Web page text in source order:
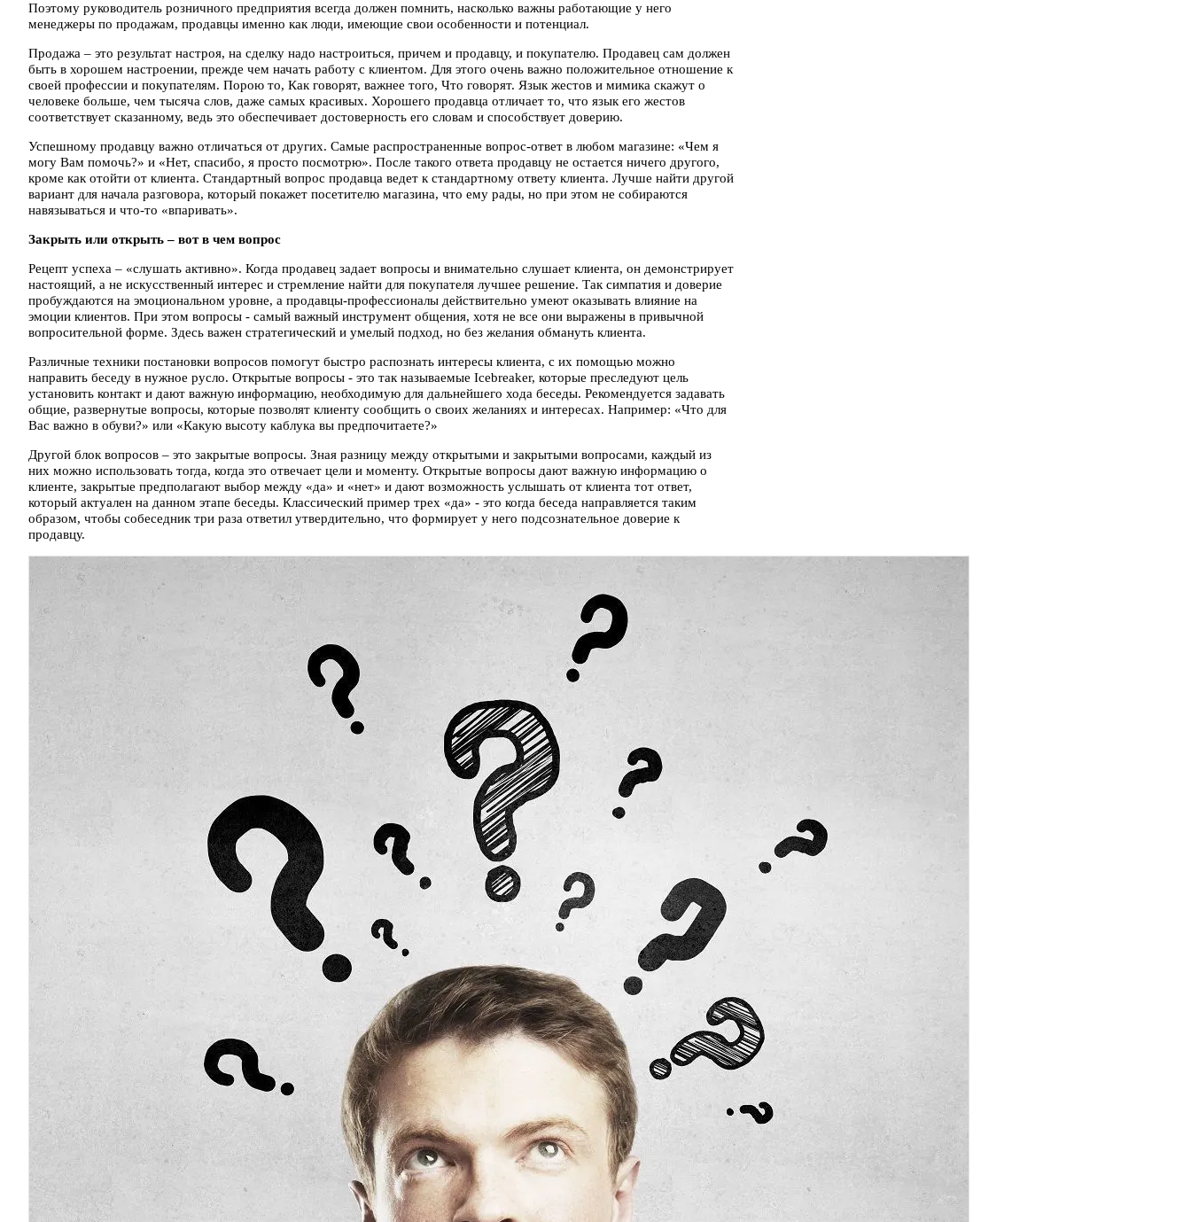
Поэтому руководитель розничного предприятия всегда должен помнить, насколько важны работающие у него
менеджеры по продажам, продавцы именно как люди, имеющие свои особенности и потенциал.
Продажа – это результат настроя, на сделку надо настроиться, причем и продавцу, и покупателю. Продавец сам должен
быть в хорошем настроении, прежде чем начать работу с клиентом. Для этого очень важно положительное отношение к
своей профессии и покупателям. Порою то, Как говорят, важнее того, Что говорят. Язык жестов и мимика скажут о
человеке больше, чем тысяча слов, даже самых красивых. Хорошего продавца отличает то, что язык его жестов
соответствует сказанному, ведь это обеспечивает достоверность его словам и способствует доверию.
Успешному продавцу важно отличаться от других. Самые распространенные вопрос-ответ в любом магазине: «Чем я
могу Вам помочь?» и «Нет, спасибо, я просто посмотрю». После такого ответа продавцу не остается ничего другого,
кроме как отойти от клиента. Стандартный вопрос продавца ведет к стандартному ответу клиента. Лучше найти другой
вариант для начала разговора, который покажет посетителю магазина, что ему рады, но при этом не собираются
навязываться и что-то «впаривать».
Закрыть или открыть – вот в чем вопрос
Рецепт успеха – «слушать активно». Когда продавец задает вопросы и внимательно слушает клиента, он демонстрирует
настоящий, а не искусственный интерес и стремление найти для покупателя лучшее решение. Так симпатия и доверие
пробуждаются на эмоциональном уровне, а продавцы-профессионалы действительно умеют оказывать влияние на
эмоции клиентов. При этом вопросы - самый важный инструмент общения, хотя не все они выражены в привычной
вопросительной форме. Здесь важен стратегический и умелый подход, но без желания обмануть клиента.
Различные техники постановки вопросов помогут быстро распознать интересы клиента, с их помощью можно
направить беседу в нужное русло. Открытые вопросы - это так называемые Icebreaker, которые преследуют цель
установить контакт и дают важную информацию, необходимую для дальнейшего хода беседы. Рекомендуется задавать
общие, развернутые вопросы, которые позволят клиенту сообщить о своих желаниях и интересах. Например: «Что для
Вас важно в обуви?» или «Какую высоту каблука вы предпочитаете?»
Другой блок вопросов – это закрытые вопросы. Зная разницу между открытыми и закрытыми вопросами, каждый из
них можно использовать тогда, когда это отвечает цели и моменту. Открытые вопросы дают важную информацию о
клиенте, закрытые предполагают выбор между «да» и «нет» и дают возможность услышать от клиента тот ответ,
который актуален на данном этапе беседы. Классический пример трех «да» - это когда беседа направляется таким
образом, чтобы собеседник три раза ответил утвердительно, что формирует у него подсознательное доверие к
продавцу.